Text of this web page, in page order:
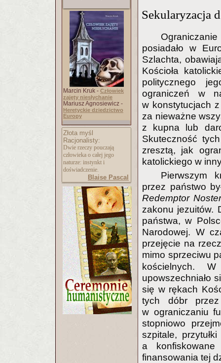
Marcin Kruk - Człowiek
zajęty niesłychanie
Mariusz Agnosiewicz -
Heretyckie dziedzictwo
Europy
Złota myśl
Racjonalisty:
Dwie rzeczy pouczają
człowieka o całej jego
naturze: instynkt i
doświadczenie.
Blaise Pascal
Sekularyzacja
posiadało w
Szlachta,
Kościoła
politycznego
ograniczeń w
w konstytucjach
za nieważne
z kupna lub
Skuteczność
zresztą, jak
katolickiego w
Pierwszym
przez państwo
Redemptor
zakonu jezuitów.
państwa, w
Narodowej. W
przejęcie na
mimo sprzeciwu
kościelnych.
upowszechniało
się w rękach
tych dóbr przez
w ograniczaniu
stopniowo
szpitale,
a konfiskowane
finansowania tej